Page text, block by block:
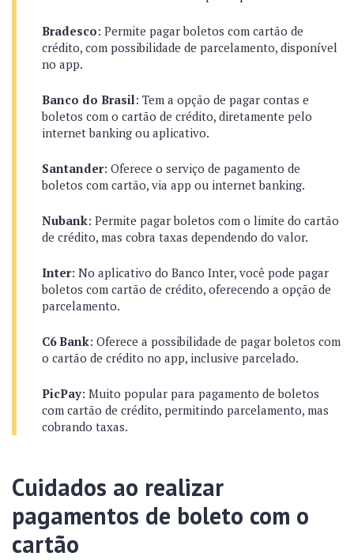
Bradesco: Permite pagar boletos com cartão de
crédito, com possibilidade de parcelamento, disponível
no app.
Banco do Brasil: Tem a opção de pagar contas e
boletos com o cartão de crédito, diretamente pelo
internet banking ou aplicativo.
Santander: Oferece o serviço de pagamento de
boletos com cartão, via app ou internet banking.
Nubank: Permite pagar boletos com o limite do cartão
de crédito, mas cobra taxas dependendo do valor.
Inter: No aplicativo do Banco Inter, você pode pagar
boletos com cartão de crédito, oferecendo a opção de
parcelamento.
C6 Bank: Oferece a possibilidade de pagar boletos com
o cartão de crédito no app, inclusive parcelado.
PicPay: Muito popular para pagamento de boletos
com cartão de crédito, permitindo parcelamento, mas
cobrando taxas.
Cuidados ao realizar
pagamentos de boleto com o
cartão